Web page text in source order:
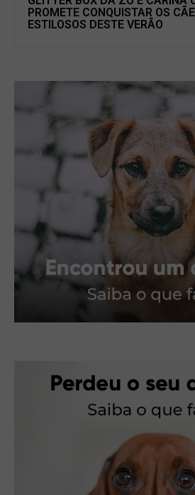
PROMETE CONQUISTAR OS
ESTILOSOS DESTE VERÃO